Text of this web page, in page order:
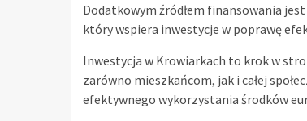
Dodatkowym źródłem finansowania
który wspiera inwestycje w poprawę
Inwestycja w Krowiarkach to krok w
zarówno mieszkańcom, jak i całej
efektywnego wykorzystania środków